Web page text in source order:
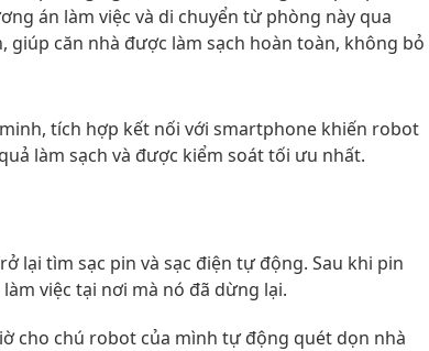
án làm việc và di chuyển từ phòng này qua
căn nhà được làm sạch hoàn toàn, không bỏ
tích hợp kết nối với smartphone khiến robot
làm sạch và được kiểm soát tối ưu nhất.
lại tìm sạc pin và sạc điện tự động. Sau khi pin
việc tại nơi mà nó đã dừng lại.
cho chú robot của mình tự động quét dọn nhà